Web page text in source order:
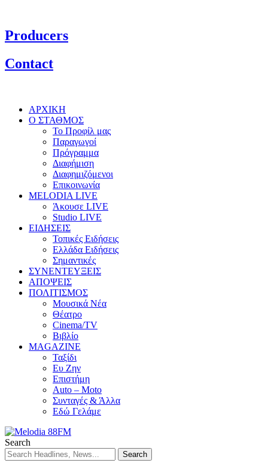
Producers
Contact
ΑΡΧΙΚΗ
Ο ΣΤΑΘΜΟΣ
Το Προφίλ μας
Παραγωγοί
Πρόγραμμα
Διαφήμιση
Διαφημιζόμενοι
Επικοινωνία
MELODIA LIVE
Άκουσε LIVE
Studio LIVE
ΕΙΔΗΣΕΙΣ
Τοπικές Ειδήσεις
Ελλάδα Ειδήσεις
Σημαντικές
ΣΥΝΕΝΤΕΥΞΕΙΣ
ΑΠΟΨΕΙΣ
ΠΟΛΙΤΙΣΜΟΣ
Μουσικά Νέα
Θέατρο
Cinema/TV
Βιβλίο
MAGAZINE
Ταξίδι
Ευ Ζην
Επιστήμη
Auto – Moto
Συνταγές & Άλλα
Εδώ Γελάμε
Search